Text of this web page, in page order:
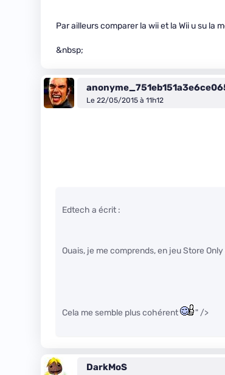
Par ailleurs comparer la wii et la Wii u su la
&nbsp;
Le 22/05/2015 à 11h12
Edtech a écrit :
Ouais, je me comprends, en jeu Store
Cela me semble plus cohérent " />
DarkMoS